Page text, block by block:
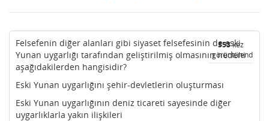
553kez
görüntülendi
Felsefenin diğer alanları gibi siyaset felsefesinin de eski
Yunan uygarlığı tarafından geliştirilmiş olmasının nedeni
aşağıdakilerden hangisidir?
Eski Yunan uygarlığını şehir-devletlerin oluşturması
Eski Yunan uygarlığının deniz ticareti sayesinde diğer
uygarlıklarla yakın ilişkileri